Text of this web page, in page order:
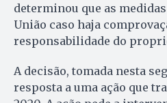
determinou que as
União caso haja
responsabilidade do
A decisão, tomada nesta
resposta a uma ação que